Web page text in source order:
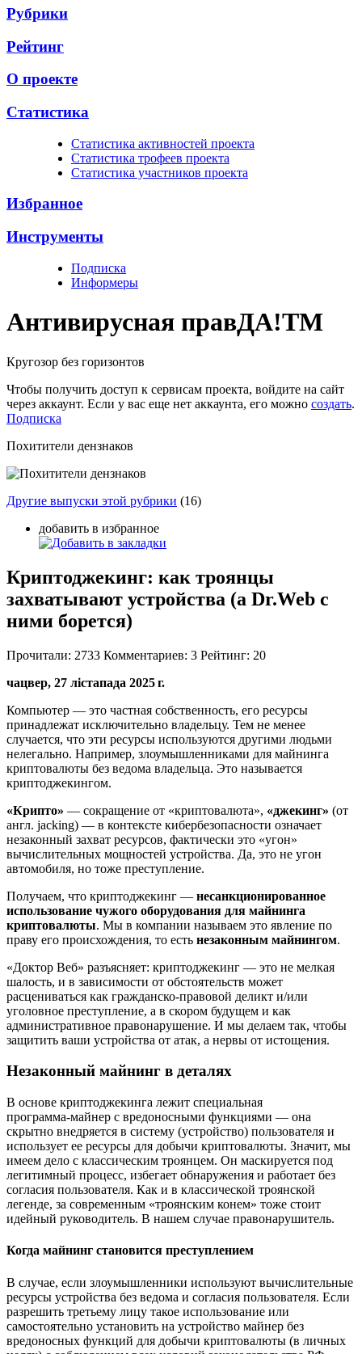
Рубрики
Рейтинг
О проекте
Статистика
Cтатистика активностей проекта
Cтатистика трофеев проекта
Cтатистика участников проекта
Избранное
Инструменты
Подписка
Информеры
Антивирусная правДА!TM
Кругозор без горизонтов
Чтобы получить доступ к сервисам проекта, войдите на сайт
через аккаунт. Если у вас еще нет аккаунта, его можно создать.
Подписка
Похитители дензнаков
Другие выпуски этой рубрики (16)
добавить в избранное
Криптоджекинг: как троянцы
захватывают устройства (а Dr.Web с
ними борется)
Прочитали: 2733 Комментариев: 3 Рейтинг: 20
чацвер, 27 лістапада 2025 г.
Компьютер — это частная собственность, его ресурсы
принадлежат исключительно владельцу. Тем не менее
случается, что эти ресурсы используются другими людьми
нелегально. Например, злоумышленниками для майнинга
криптовалюты без ведома владельца. Это называется
криптоджекингом.
«Крипто» — сокращение от «криптовалюта», «джекинг» (от
англ. jacking) — в контексте кибербезопасности означает
незаконный захват ресурсов, фактически это «угон»
вычислительных мощностей устройства. Да, это не угон
автомобиля, но тоже преступление.
Получаем, что криптоджекинг — несанкционированное
использование чужого оборудования для майнинга
криптовалюты. Мы в компании называем это явление по
праву его происхождения, то есть незаконным майнингом.
«Доктор Веб» разъясняет: криптоджекинг — это не мелкая
шалость, и в зависимости от обстоятельств может
расцениваться как гражданско-правовой деликт и/или
уголовное преступление, а в скором будущем и как
административное правонарушение. И мы делаем так, чтобы
защитить ваши устройства от атак, а нервы от истощения.
Незаконный майнинг в деталях
В основе криптоджекинга лежит специальная
программа‑майнер с вредоносными функциями — она
скрытно внедряется в систему (устройство) пользователя и
использует ее ресурсы для добычи криптовалюты. Значит, мы
имеем дело с классическим троянцем. Он маскируется под
легитимный процесс, избегает обнаружения и работает без
согласия пользователя. Как и в классической троянской
легенде, за современным «троянским конем» тоже стоит
идейный руководитель. В нашем случае правонарушитель.
Когда майнинг становится преступлением
В случае, если злоумышленники используют вычислительные
ресурсы устройства без ведома и согласия пользователя. Если
разрешить третьему лицу такое использование или
самостоятельно установить на устройство майнер без
вредоносных функций для добычи криптовалюты (в личных